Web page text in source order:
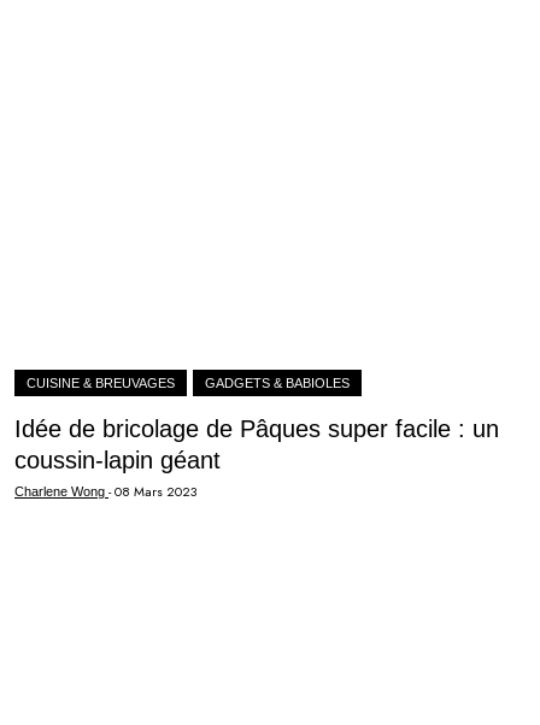
CUISINE & BREUVAGES GADGETS & BABIOLES
Idée de bricolage de Pâques super facile : un
coussin-lapin géant
Charlene Wong -08 Mars 2023